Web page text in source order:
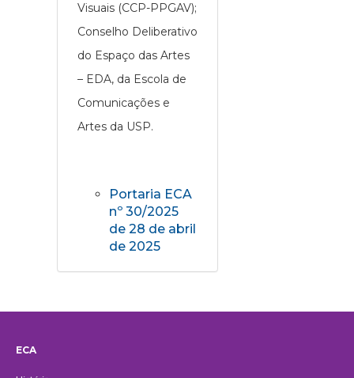
Visuais (CCP-PPGAV);
Conselho Deliberativo
do Espaço das Artes
– EDA, da Escola de
Comunicações e
Artes da USP.
Portaria ECA
nº 30/2025
de 28 de abril
de 2025
ECA